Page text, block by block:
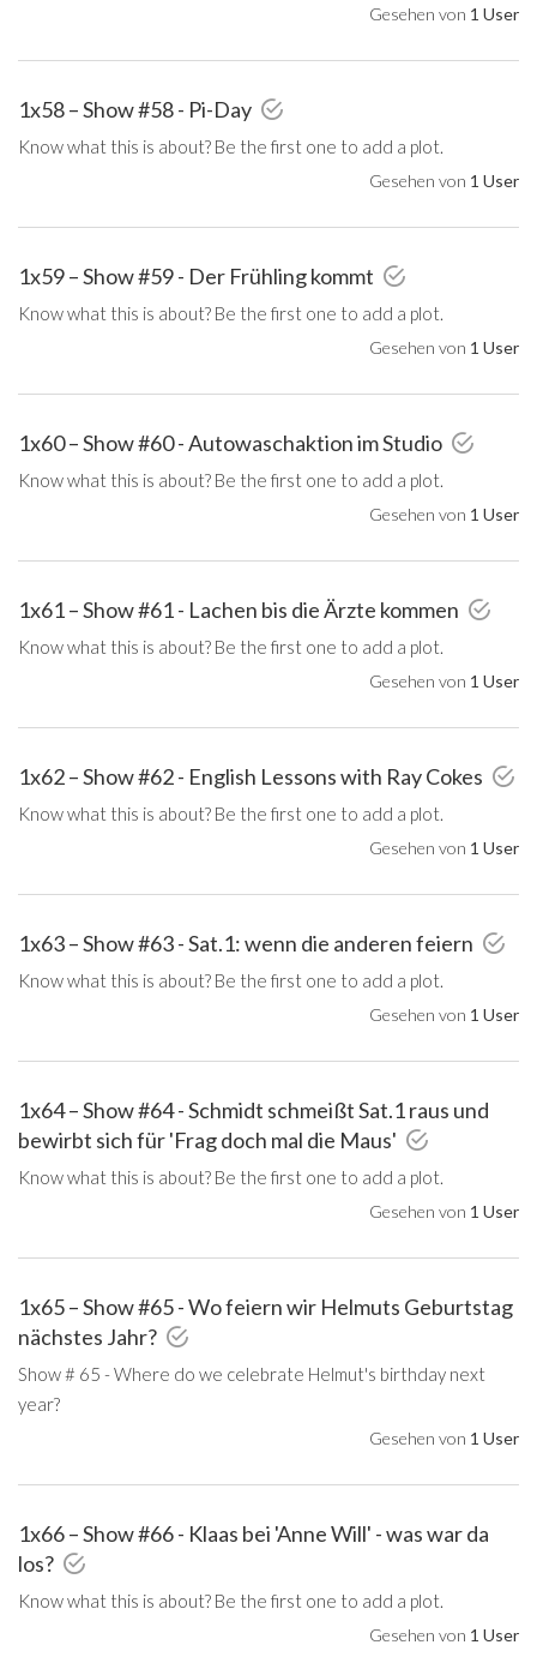
Gesehen von 1 User
1x58 – Show #58 - Pi-Day
Know what this is about? Be the first one to add a plot.
Gesehen von 1 User
1x59 – Show #59 - Der Frühling kommt
Know what this is about? Be the first one to add a plot.
Gesehen von 1 User
1x60 – Show #60 - Autowaschaktion im Studio
Know what this is about? Be the first one to add a plot.
Gesehen von 1 User
1x61 – Show #61 - Lachen bis die Ärzte kommen
Know what this is about? Be the first one to add a plot.
Gesehen von 1 User
1x62 – Show #62 - English Lessons with Ray Cokes
Know what this is about? Be the first one to add a plot.
Gesehen von 1 User
1x63 – Show #63 - Sat.1: wenn die anderen feiern
Know what this is about? Be the first one to add a plot.
Gesehen von 1 User
1x64 – Show #64 - Schmidt schmeißt Sat.1 raus und
bewirbt sich für 'Frag doch mal die Maus'
Know what this is about? Be the first one to add a plot.
Gesehen von 1 User
1x65 – Show #65 - Wo feiern wir Helmuts Geburtstag
nächstes Jahr?
Show # 65 - Where do we celebrate Helmut's birthday next
year?
Gesehen von 1 User
1x66 – Show #66 - Klaas bei 'Anne Will' - was war da
los?
Know what this is about? Be the first one to add a plot.
Gesehen von 1 User